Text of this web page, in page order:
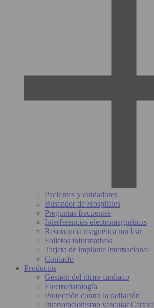
Pacientes y cuidadores
Buscador de Hospitales
Preguntas frecuentes
Interferencias electromagnéticas
Resonancia magnética nuclear
Folletos informativos
Tarjeta de implante internacional
Contacto
Productos
Gestión del ritmo cardiaco
Electrofisiología
Protección contra la radiación
Intervencionismo vascular Cartera